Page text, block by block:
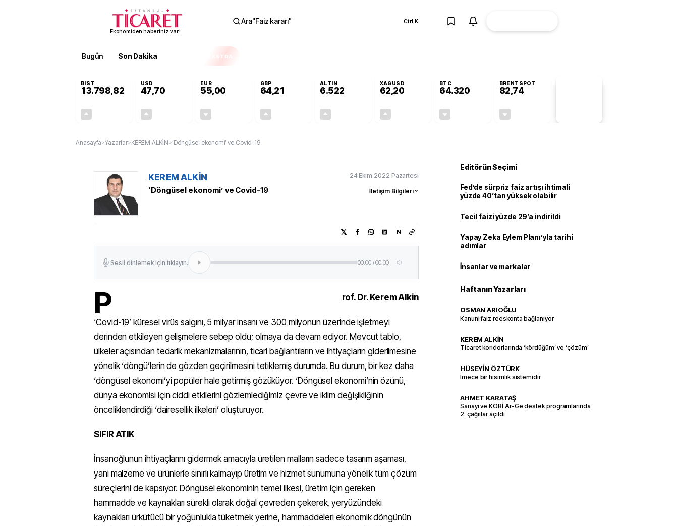
Ekonomiden haberiniz var!
Ara"Faiz kararı" Ctrl K
Bugün Son Dakika EKSTRA
BIST
13.798,82
USD
47,70
EUR
55,00
GBP
64,21
ALTIN
6.522
XAGUSD
62,20
BTC
64.320
BRENTSPOT
82,74
Anasayfa>Yazarlar>KEREM ALKİN>‘Döngüsel ekonomi’ ve Covid-19
KEREM ALKİN
‘Döngüsel ekonomi’ ve Covid-19
24 Ekim 2022 Pazartesi
İletişim Bilgileri
N
Sesli dinlemek için tıklayın. 00:00/00:00
P rof. Dr. Kerem Alkin
‘Covid-19’ küresel virüs salgını, 5 milyar insanı ve 300 milyonun üzerinde işletmeyi
derinden etkileyen gelişmelere sebepoldu; olmaya da devam ediyor. Mevcut tablo,
ülkeler açısından tedarik mekanizmalarının, ticari bağlantıların ve ihtiyaçların giderilmesine
yönelik ‘döngü’lerin de gözden geçirilmesini tetiklemiş durumda. Bu durum, bir kez daha
‘döngüsel ekonomi’yi popüler hale getirmiş gözüküyor. ‘Döngüsel ekonomi’nin özünü,
dünya ekonomisi için ciddi etkilerini gözlemlediğimiz çevre ve iklim değişikliğinin
önceliklendirdiği ‘dairesellik ilkeleri’ oluşturuyor.
SIFIR ATIK
İnsanoğlunun ihtiyaçlarını gidermek amacıyla üretilen malların sadece tasarım aşaması,
yani malzeme ve ürünlerle sınırlı kalmayıp üretim ve hizmet sunumuna yönelik tüm çözüm
süreçlerini de kapsıyor. Döngüsel ekonominin temel ilkesi, üretim için gereken
hammadde ve kaynakları sürekli olarak doğal çevreden çekerek, yeryüzündeki
kaynakları ürkütücü bir yoğunlukla tüketmek yerine, hammaddeleri ekonomik döngünün
Editörün Seçimi
Fed’de sürpriz faiz artışı ihtimali
yüzde 40’tan yüksek olabilir
Tecil faizi yüzde 29’a indirildi
Yapay Zeka Eylem Planı’yla tarihi
adımlar
İnsanlar ve markalar
Haftanın Yazarları
OSMAN ARIOĞLU
Kanuni faiz reeskonta bağlanıyor
KEREM ALKİN
Ticaret koridorlarında ‘kördüğüm’ ve ‘çözüm’
HÜSEYİN ÖZTÜRK
İmece bir hısımlık sistemidir
AHMET KARATAŞ
Sanayi ve KOBİ Ar-Ge destek programlarında
2. çağrılar açıldı